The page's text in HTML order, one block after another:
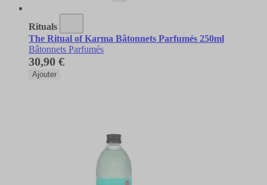
Rituals
The Ritual of Karma Bâtonnets Parfumés 250ml
Bâtonnets Parfumés
30,90 €
Ajouter